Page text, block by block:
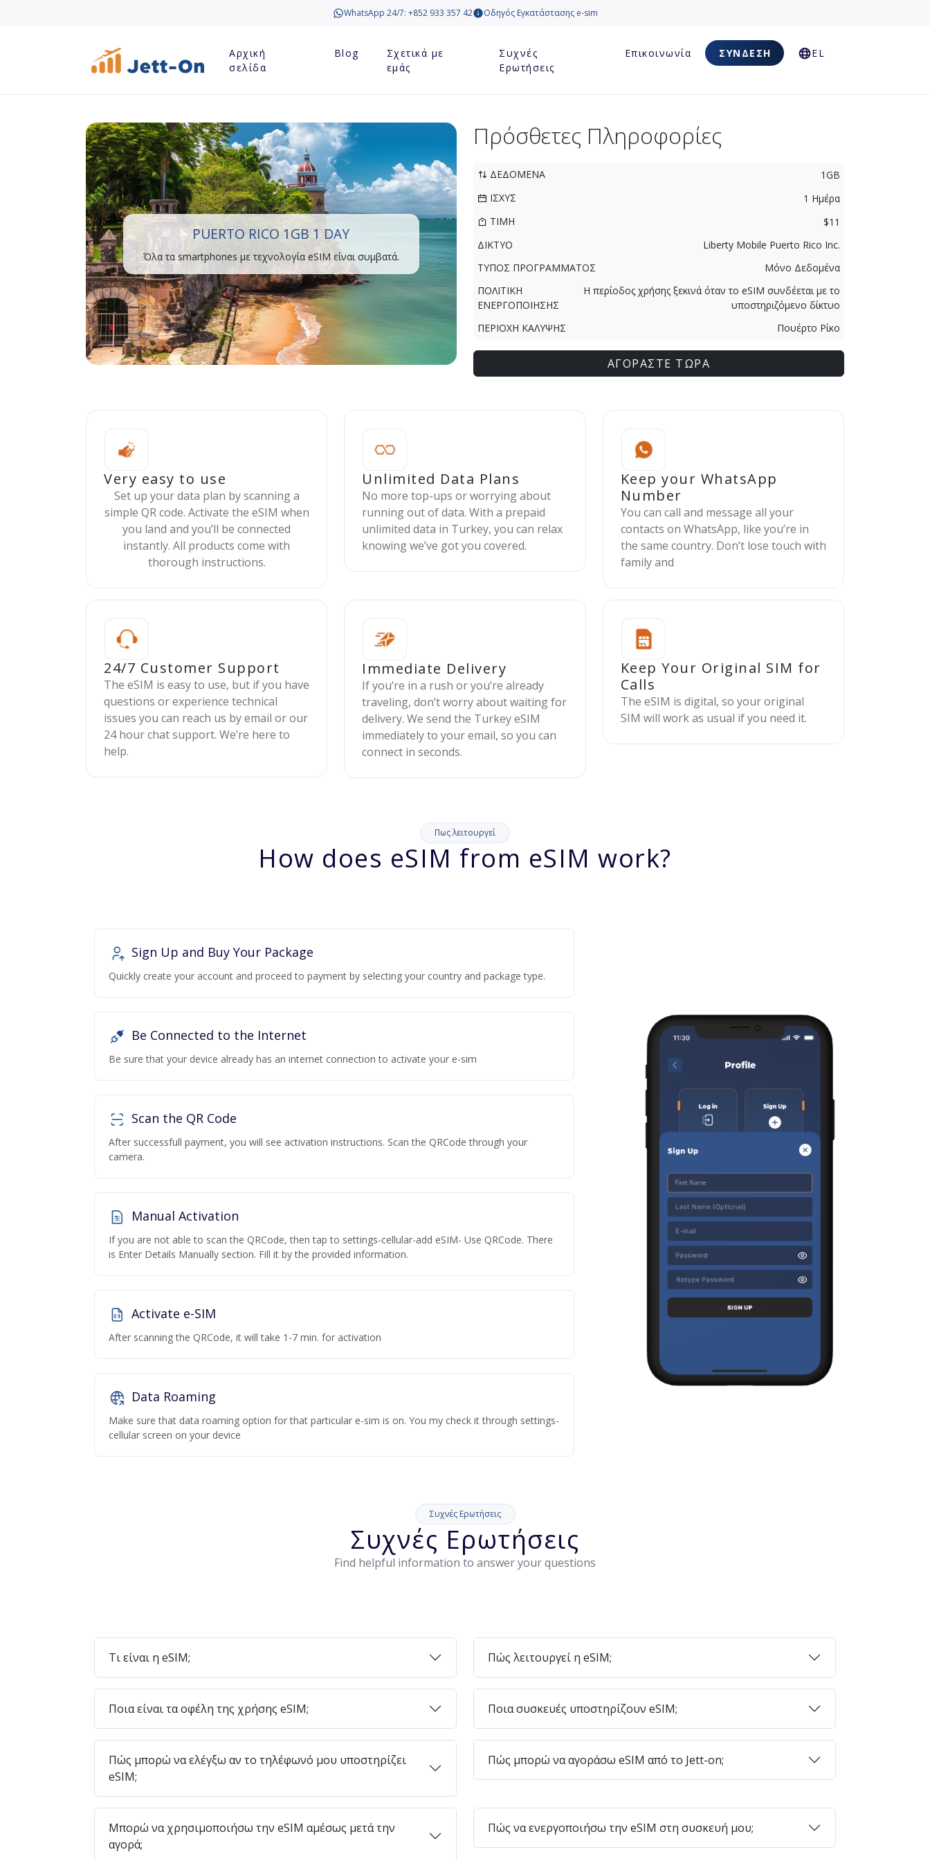
WhatsApp 24/7: +852 933 357 42 Οδηγός Εγκατάστασης e-sim
Αρχική
σελίδα
Blog
Σχετικά με
εμάς
Συχνές
Ερωτήσεις
Επικοινωνία ΣΎΝΔΕΣΗ EL
PUERTO RICO 1GB 1 DAY
Όλα τα smartphones με τεχνολογία eSIM είναι συμβατά.
Πρόσθετες Πληροφορίες
ΔΕΔΟΜΕΝΑ
1GB
ΙΣΧΥΣ
1 Ημέρα
ΤΙΜΗ
$11
ΔΙΚΤΥΟ
Liberty Mobile Puerto Rico Inc.
ΤΥΠΟΣ ΠΡΟΓΡΑΜΜΑΤΟΣ
Μόνο Δεδομένα
ΠΟΛΙΤΙΚΗ
ΕΝΕΡΓΟΠΟΙΗΣΗΣ
Η περίοδος χρήσης ξεκινά όταν το eSIM συνδέεται με το
υποστηριζόμενο δίκτυο
ΠΕΡΙΟΧΗ ΚΑΛΥΨΗΣ
Πουέρτο Ρίκο
ΑΓΟΡΑΣΤΕ ΤΩΡΑ
Very easy to use
Set up your data plan by scanning a
simple QR code. Activate the eSIM when
you land and you’ll be connected
instantly. All products come with
thorough instructions.
Unlimited Data Plans
No more top-ups or worrying about
running out of data. With a prepaid
unlimited data in Turkey, you can relax
knowing we’ve got you covered.
Keep your WhatsApp
Number
You can call and message all your
contacts on WhatsApp, like you’re in
the same country. Don’t lose touch with
family and
24/7 Customer Support
The eSIM is easy to use, but if you have
questions or experience technical
issues you can reach us by email or our
24 hour chat support. We’re here to
help.
Immediate Delivery
If you’re in a rush or you’re already
traveling, don’t worry about waiting for
delivery. We send the Turkey eSIM
immediately to your email, so you can
connect in seconds.
Keep Your Original SIM for
Calls
The eSIM is digital, so your original
SIM will work as usual if you need it.
Πως λειτουργεί
How does eSIM from eSIM work?
Sign Up and Buy Your Package
Quickly create your account and proceed to payment by selecting your country and package type.
Be Connected to the Internet
Be sure that your device already has an internet connection to activate your e-sim
Scan the QR Code
After successfull payment, you will see activation instructions. Scan the QRCode through your
camera.
Manual Activation
If you are not able to scan the QRCode, then tap to settings-cellular-add eSIM- Use QRCode. There
is Enter Details Manually section. Fill it by the provided information.
Activate e-SIM
After scanning the QRCode, it will take 1-7 min. for activation
Data Roaming
Make sure that data roaming option for that particular e-sim is on. You my check it through settings-
cellular screen on your device
Συχνές Ερωτήσεις
Συχνές Ερωτήσεις
Find helpful information to answer your questions
Τι είναι η eSIM; Πώς λειτουργεί η eSIM;
Ποια είναι τα οφέλη της χρήσης eSIM; Ποια συσκευές υποστηρίζουν eSIM;
Πώς μπορώ να ελέγξω αν το τηλέφωνό μου υποστηρίζει
eSIM;
Πώς μπορώ να αγοράσω eSIM από το Jett-on;
Μπορώ να χρησιμοποιήσω την eSIM αμέσως μετά την
αγορά;
Πώς να ενεργοποιήσω την eSIM στη συσκευή μου;